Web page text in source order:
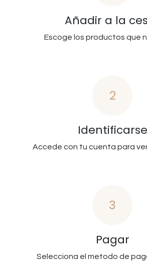
Añadir a la
Escoge los productos que
2
Identificarse
Accede con tu cuenta para
3
Pagar
Selecciona el metodo de